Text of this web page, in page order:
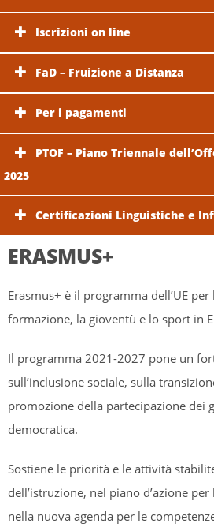
Iscrizioni on line
FaD – Fruizione a Distanza
Per i pagamenti
PTOF – Piano Triennale
2025
Certificazioni Linguistiche e
ERASMUS+
Erasmus+ è il programma dell’UE per
formazione, la gioventù e lo sport in
Il programma 2021-2027 pone un
sull’inclusione sociale, sulla
promozione della partecipazione dei
democratica.
Sostiene le priorità e le attività
dell’istruzione, nel piano d’azione
nella nuova agenda per le